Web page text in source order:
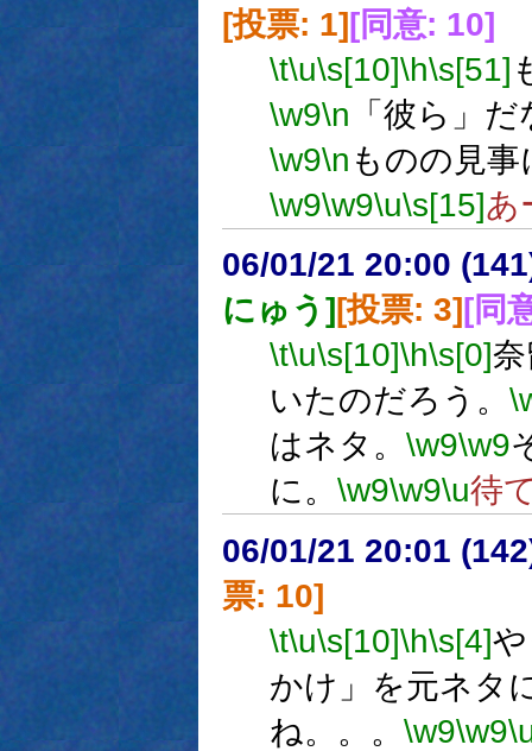
[投票: 1][同意: 10]
\t\u\s[10]\h\s[51]
\w9\n 「彼ら」
\w9\n ものの見
\w9\w9\u\s[15]あ
06/01/21 20:00
にゅう] [投票: 3] [同
\t\u\s[10]\h\s[0]
いたのだろう。
はネタ。 \w9\w9
に。 \w9\w9\u待
06/01/21 20:01
票: 10]
\t\u\s[10]\h\s[4]
かけ」を元ネタ
ね。。。 \w9\w9